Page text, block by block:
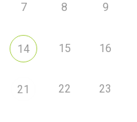
7 8 9
14 15 16
21 22 23